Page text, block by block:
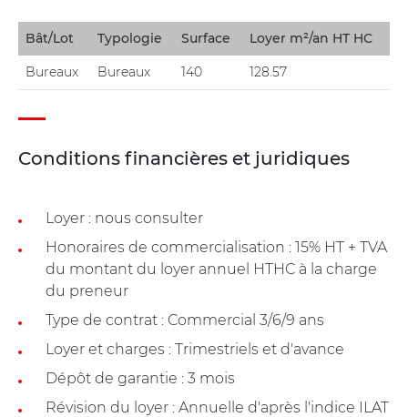
Bât/Lot Typologie Surface Loyer m²/an HT HC
Bureaux Bureaux 140 128.57
Conditions financières et juridiques
Loyer : nous consulter
Honoraires de commercialisation : 15% HT + TVA
du montant du loyer annuel HTHC à la charge
du preneur
Type de contrat : Commercial 3/6/9 ans
Loyer et charges : Trimestriels et d'avance
Dépôt de garantie : 3 mois
Révision du loyer : Annuelle d'après l'indice ILAT